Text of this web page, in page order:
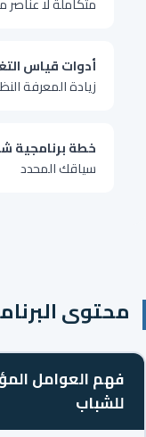
أدوات قياس
زيادة المعرفة
خطة برنامجية
سياقك المحدد
محتوى
فهم العوامل
للشباب